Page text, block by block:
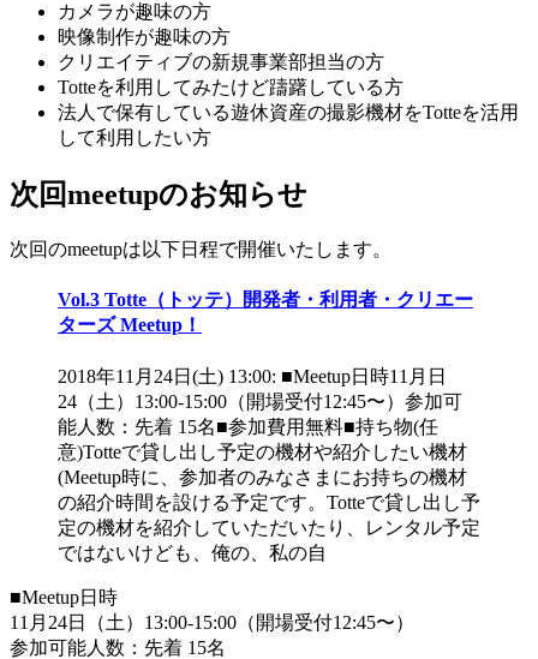
カメラが趣味の方
映像制作が趣味の方
クリエイティブの新規事業部担当の方
Totteを利用してみたけど躊躇している方
法人で保有している遊休資産の撮影機材をTotteを活用
して利用したい方
次回meetupのお知らせ
次回のmeetupは以下日程で開催いたします。
Vol.3 Totte（トッテ）開発者・利用者・クリエー
ターズ Meetup！
2018年11月24日(土) 13:00: ■Meetup日時11月日
24（土）13:00-15:00（開場受付12:45〜）参加可
能人数：先着 15名■参加費用無料■持ち物(任
意)Totteで貸し出し予定の機材や紹介したい機材
(Meetup時に、参加者のみなさまにお持ちの機材
の紹介時間を設ける予定です。Totteで貸し出し予
定の機材を紹介していただいたり、レンタル予定
ではないけども、俺の、私の自
■Meetup日時
11月24日（土）13:00-15:00（開場受付12:45〜）
参加可能人数：先着 15名